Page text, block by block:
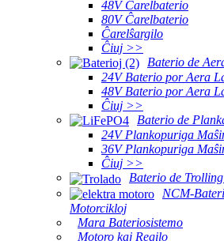
48V Ĉarelbaterio
80V Ĉarelbaterio
Ĉarelŝargilo
Ĉiuj >>
Baterio de
24V Baterio por Aera
48V Baterio por Aera
Ĉiuj >>
Baterio de
24V Plankopuriga
36V Plankopuriga
Ĉiuj >>
Baterio de
NCM-
Motorcikloj
Mara Bateriosistemo
Motoro kaj Regilo